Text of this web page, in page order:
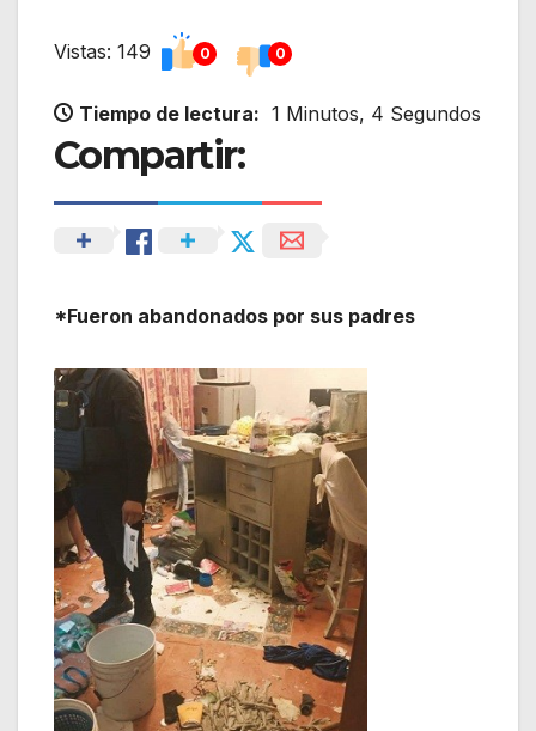
Vistas: 149 0 0
Tiempo de lectura: 1 Minutos, 4 Segundos
Compartir:
*Fueron abandonados por sus padres